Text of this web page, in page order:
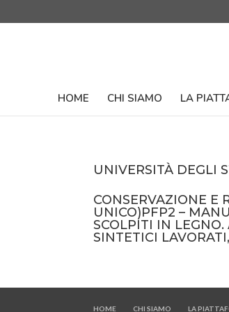
HOME CHI SIAMO LA
UNIVERSITÀ DEGLI
CONSERVAZIONE E
UNICO)PFP2 –
SCOLPITI IN
SINTETICI
HOME CHI SIAMO LA